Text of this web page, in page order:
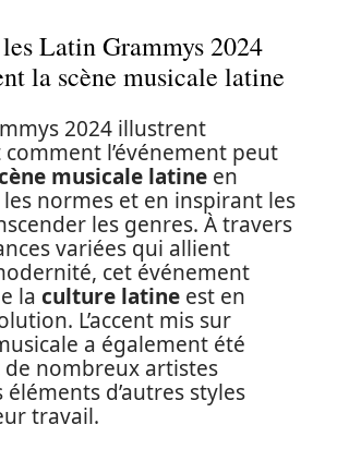
Latin Grammys 2024
la scène musicale latine
2024 illustrent
l’événement peut
musicale latine en
normes et en inspirant les
les genres. À travers
variées qui allient
cet événement
la culture latine est en
L’accent mis sur
a également été
de nombreux artistes
d’autres styles
travail.